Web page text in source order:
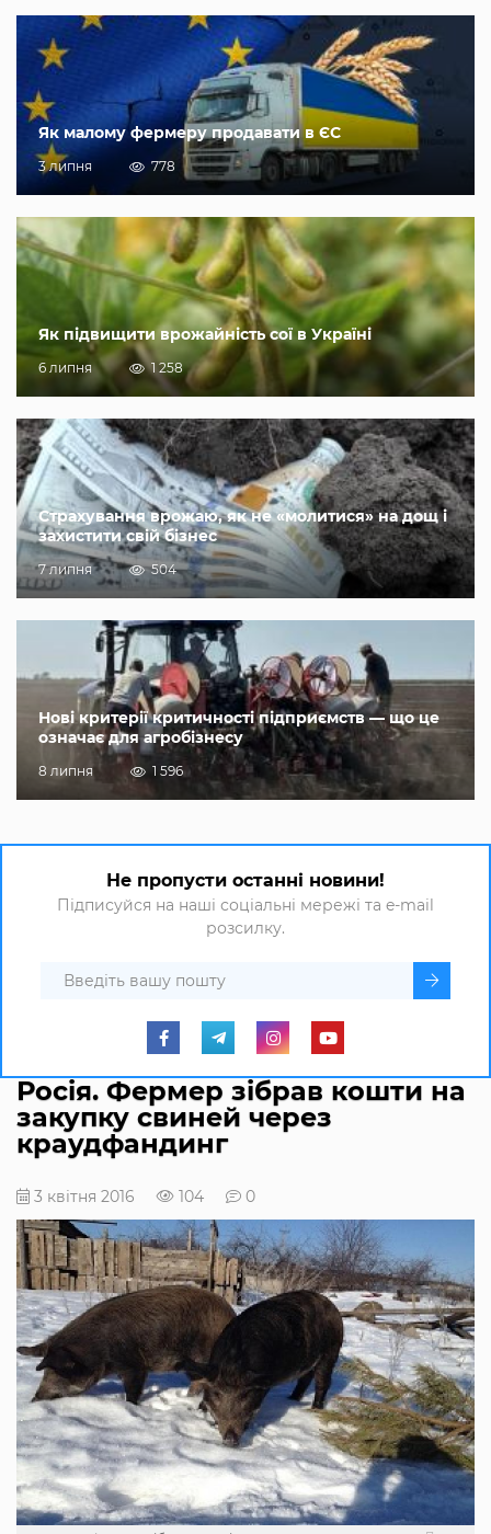
Як малому фермеру продавати в ЄС
3 липня 778
Як підвищити врожайність сої в Україні
6 липня 1 258
Страхування врожаю, як не «молитися» на дощ і
захистити свій бізнес
7 липня 504
Нові критерії критичності підприємств — що це
означає для агробізнесу
8 липня 1 596
Не пропусти останні новини!
Підписуйся на наші соціальні мережі та e-mail
розсилку.
Росія. Фермер зібрав кошти на
закупку свиней через
краудфандинг
3 квітня 2016 104 0